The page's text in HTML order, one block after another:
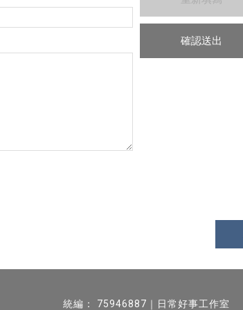
統編： 75946887｜日常好事工作室